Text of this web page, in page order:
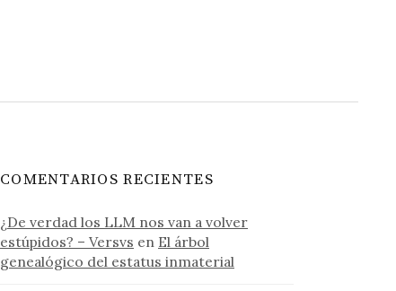
COMENTARIOS RECIENTES
¿De verdad los LLM nos van a volver
estúpidos? – Versvs en El árbol
genealógico del estatus inmaterial